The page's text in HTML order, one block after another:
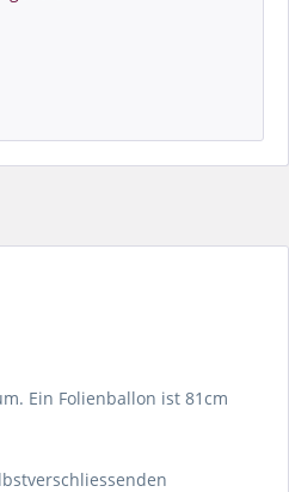
Ein Folienballon ist 81cm